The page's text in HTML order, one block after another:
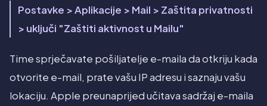
Postavke > Aplikacije > Mail > Zaštita privatnosti
> uključi "Zaštiti aktivnost u Mailu"
Time sprječavate pošiljatelje e-maila da otkriju kada
otvorite e-mail, prate vašu IP adresu i saznaju vašu
lokaciju. Apple preunaprijed učitava sadržaj e-maila